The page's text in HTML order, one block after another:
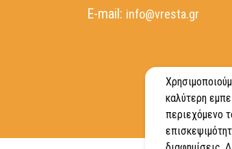
E-mail: info@vresta.gr
καλύτερη
περιεχόμενο